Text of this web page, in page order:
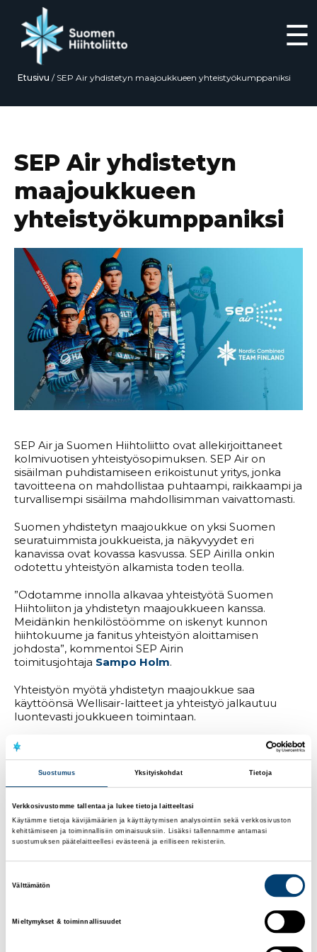
Suostumus Yksityiskohdat Tietoja
Verkkosivustomme tallentaa ja lukee tietoja laitteeltasi
Käytämme tietoja kävijämäärien ja käyttäytymisen analysointiin sekä verkkosivuston
kehittämiseen ja toiminnallisiin ominaisuuksiin. Lisäksi tallennamme antamasi
suostumuksen päätelaitteellesi evästeenä ja erilliseen rekisteriin.
Välttämätön
Mieltymykset & toiminnallisuudet
☰
Etusivu / SEP Air yhdistetyn maajoukkueen yhteistyökumppaniksi
SEP Air yhdistetyn
maajoukkueen
yhteistyökumppaniksi
SEP Air ja Suomen Hiihtoliitto ovat allekirjoittaneet
kolmivuotisen yhteistyösopimuksen. SEP Air on
sisäilman puhdistamiseen erikoistunut yritys, jonka
tavoitteena on mahdollistaa puhtaampi, raikkaampi ja
turvallisempi sisäilma mahdollisimman vaivattomasti.
Suomen yhdistetyn maajoukkue on yksi Suomen
seuratuimmista joukkueista, ja näkyvyydet eri
kanavissa ovat kovassa kasvussa. SEP Airilla onkin
odotettu yhteistyön alkamista toden teolla.
”Odotamme innolla alkavaa yhteistyötä Suomen
Hiihtoliiton ja yhdistetyn maajoukkueen kanssa.
Meidänkin henkilöstöömme on iskenyt kunnon
hiihtokuume ja fanitus yhteistyön aloittamisen
johdosta”, kommentoi SEP Airin
toimitusjohtaja Sampo Holm.
Yhteistyön myötä yhdistetyn maajoukkue saa
käyttöönsä Wellisair-laitteet ja yhteistyö jalkautuu
luontevasti joukkueen toimintaan.
”Meille on tärkeää, että Wellisair-teknologian avulla
urheilijat pystyvät valmistautumaan kilpailuihin
mahdollisimman terveinä ja hyväkuntoisina. Alkava
yhteistyö perustuu aidosti synergiaetuun, jonka kautta
ja kasvava yrityksemme saa mukavasti lisää
näkyvyyttä”, kommentoiHolm.
”Kilpailu kansainvälisillä kentillä on äärimmäisen kovaa
urheilijoillamme ovat asiat mahdollisimman hyvin. Sen
vuoksi päädyimme yhteistyöhön Sep Airin kanssa.